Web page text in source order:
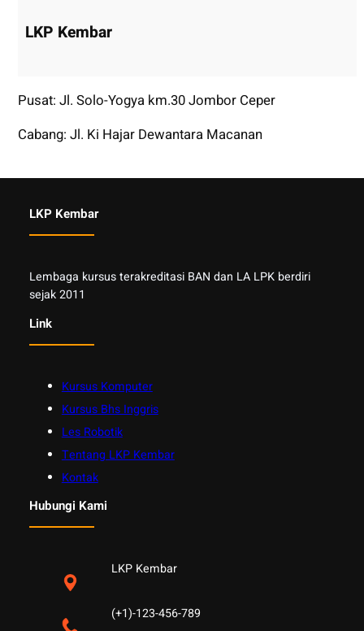
LKP Kembar
Pusat: Jl. Solo-Yogya km.30 Jombor Ceper
Cabang: Jl. Ki Hajar Dewantara Macanan
LKP Kembar
Lembaga kursus terakreditasi BAN dan LA LPK berdiri
sejak 2011
Link
Kursus Komputer
Kursus Bhs Inggris
Les Robotik
Tentang LKP Kembar
Kontak
Hubungi Kami
LKP Kembar
(+1)-123-456-789